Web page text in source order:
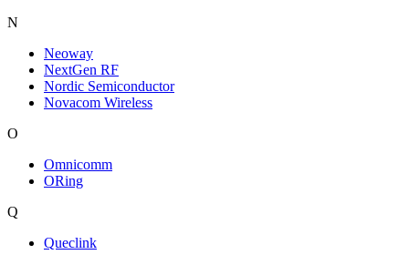
N
Neoway
NextGen RF
Nordic Semiconductor
Novacom Wireless
O
Omnicomm
ORing
Q
Queclink